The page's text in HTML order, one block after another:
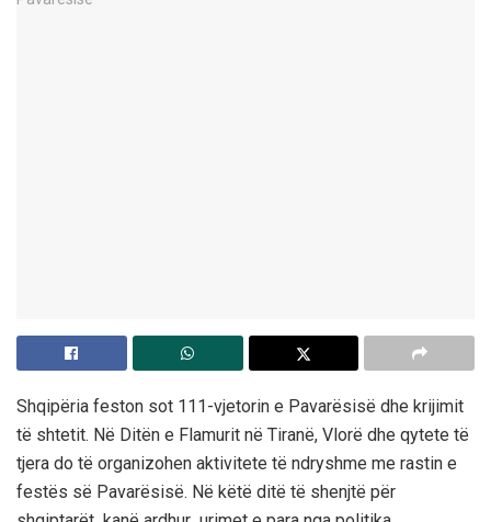
Shqipëria feston sot 111-vjetorin e Pavarësisë dhe krijimit
të shtetit. Në Ditën e Flamurit në Tiranë, Vlorë dhe qytete të
tjera do të organizohen aktivitete të ndryshme me rastin e
festës së Pavarësisë. Në këtë ditë të shenjtë për